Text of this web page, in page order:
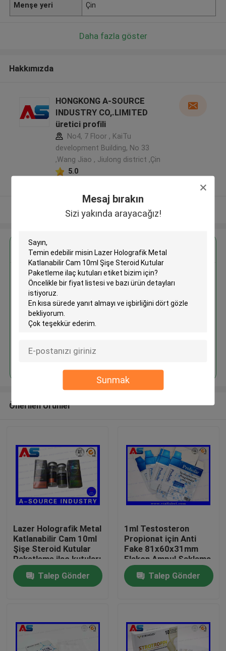
Mesaj bırakın
Sizi yakında arayacağız!
Sunmak
Ev
Hakkımızda
Menşe yeri Çin
Daha fazla göster
Hakkımızda
HONGKONG A-SOURCE
INDUSTRY CO,.LIMITED
üretici profili
No4, 7 Floor , KaiTu
development Building, No 33
,Wang Jiao , Jiulong district ,Çin
5.0
Daha fazla göster
En İyi Fiyatı Alın
Lazer Holografik Metal
Katlanabilir Cam 10ml Şişe
Steroid Kutular Paketleme ilaç
Devam et
Önerilen Ürünler
Lazer Holografik Metal
Katlanabilir Cam 10ml
Şişe Steroid Kutular
Paketleme ilaç kutuları
etiket
Talep Gönder
1ml Testosteron
Propionat için Anti
Fake 81x60x31mm
Flakon Ampul Saklama
Kutusu
Talep Gönder